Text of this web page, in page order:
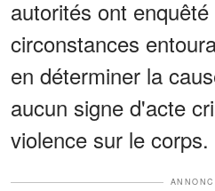
autorités ont
circonstances
en déterminer la
aucun signe d'acte
violence sur le corps.